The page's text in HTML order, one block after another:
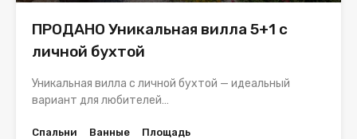
ПРОДАНО Уникальная вилла 5+1 с
личной бухтой
Уникальная вилла с личной бухтой — идеальный
вариант для любителей…
Спальни
Ванные
Площадь